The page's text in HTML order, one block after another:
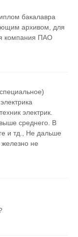
бакалавра
архивом, для
компания ПАО
электрик.
среднего. В
и тд., Не дальше
железно не